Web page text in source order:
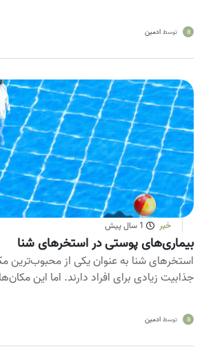
a توسط ادمین
خبر 1 سال پیش
بیماری‌های پوستی در استخرهای شنا
استخرهای شنا به عنوان یکی از محبوب‌ترین
جذابیت زیادی برای افراد دارند. اما این
a توسط ادمین